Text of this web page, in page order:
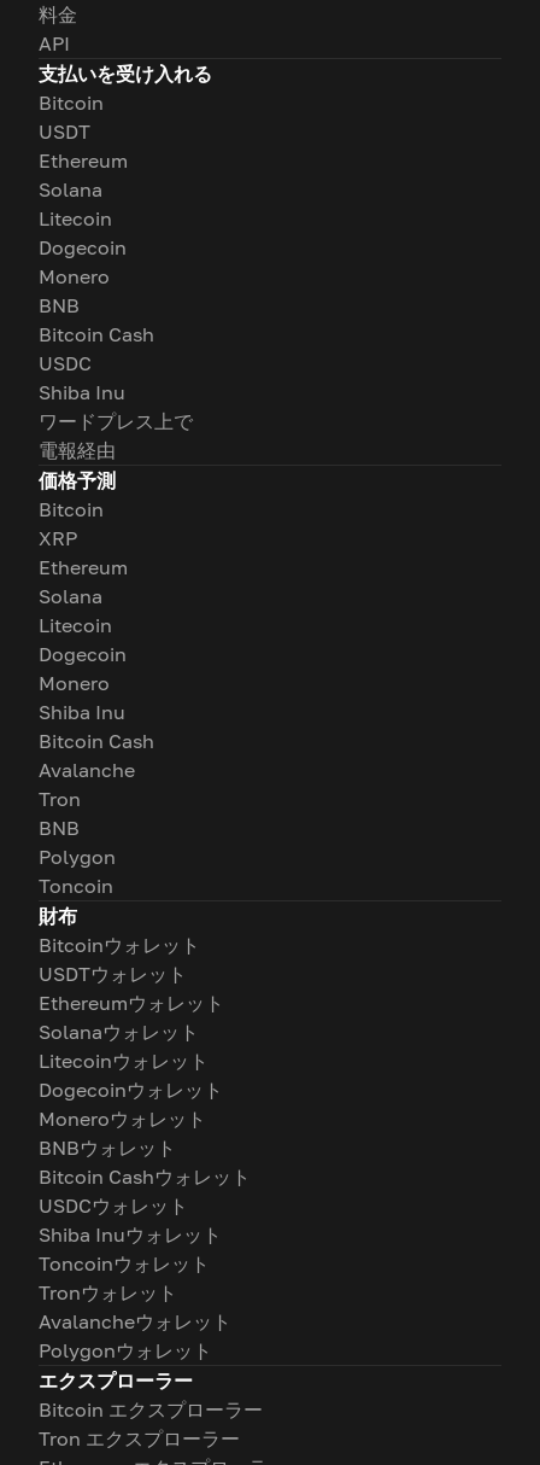
料金
API
支払いを受け入れる
Bitcoin
USDT
Ethereum
Solana
Litecoin
Dogecoin
Monero
BNB
Bitcoin Cash
USDC
Shiba Inu
ワードプレス上で
電報経由
価格予測
Bitcoin
XRP
Ethereum
Solana
Litecoin
Dogecoin
Monero
Shiba Inu
Bitcoin Cash
Avalanche
Tron
BNB
Polygon
Toncoin
財布
Bitcoinウォレット
USDTウォレット
Ethereumウォレット
Solanaウォレット
Litecoinウォレット
Dogecoinウォレット
Moneroウォレット
BNBウォレット
Bitcoin Cashウォレット
USDCウォレット
Shiba Inuウォレット
Toncoinウォレット
Tronウォレット
Avalancheウォレット
Polygonウォレット
エクスプローラー
Bitcoin エクスプローラー
Tron エクスプローラー